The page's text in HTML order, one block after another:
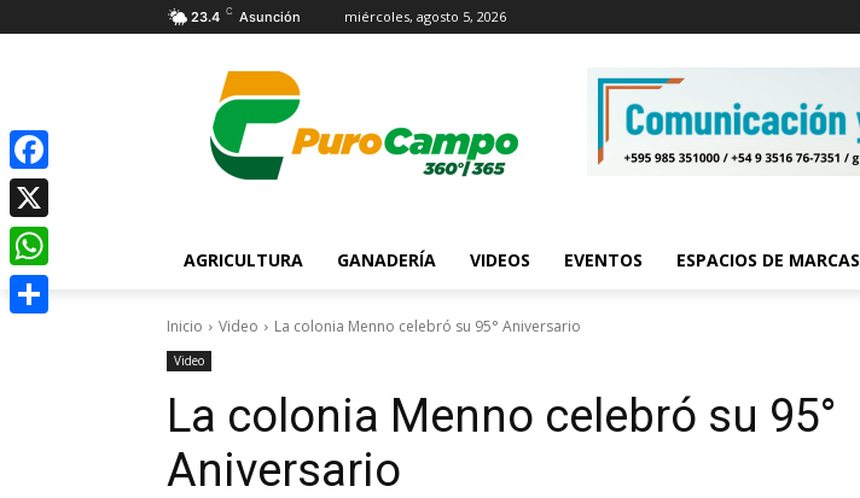
23.4 C Asunción miércoles, agosto 5, 2026
AGRICULTURA GANADERÍA VIDEOS EVENTOS ESPACIOS DE MARCAS
Inicio Video La colonia Menno celebró su 95° Aniversario
Video
La colonia Menno celebró su 95°
Aniversario
Facebook
X
WhatsApp